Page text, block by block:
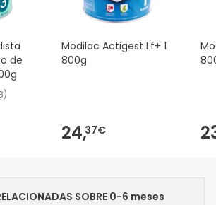
de
)
Modilac Actigest Lf+ 1
800g
24,37€
SOBRE 0-6 meses